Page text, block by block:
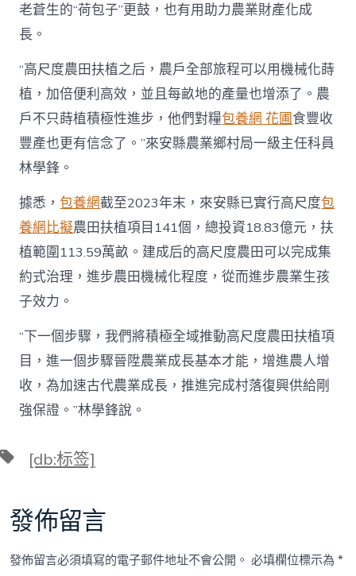
老蒼生的“荷包子”更鼓，也有用助力農業財產化成
長。
“高尺度農田扶植之后，農戶全部旅程可以用機械化蒔
植，加倍便利高效，並且每畝地的產量也增添了。農
戶不只蒔植積極性進步，他們對糧包養網 花圃食豐收
豐產也更有信念了。”來安縣農業鄉村局一級主任科員
林學鋒。
據悉，包養網截至2023年末，來安縣已實行高尺度包
養網比擬農田扶植項目141個，總投資18.83億元，扶
植範圍113.59萬畝。建成后的高尺度農田可以完成集
約式治理，進步農田機械化程度，從而進步農業生孩
子效力。
“下一個步驟，我們將積極全域推動高尺度農田扶植項
目，進一個步驟晉陞農業成長基本才能，增進農人增
收，為加速古代農業成長，推進完成村落復興供給剛
強保證。”林學鋒說。
標 [db:标签]
發佈留言
發佈留言必須填寫的電子郵件地址不會公開。 必填欄位標示為*